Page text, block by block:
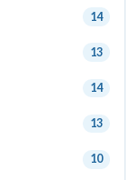
14
13
14
13
10